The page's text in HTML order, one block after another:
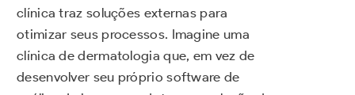
clínica traz soluções externas para
otimizar seus processos. Imagine uma
clínica de dermatologia que, em vez de
desenvolver seu próprio software de